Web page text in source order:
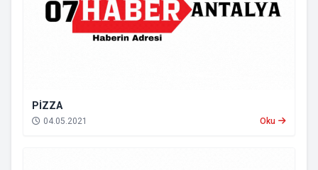
PİZZA
04.05.2021 Oku